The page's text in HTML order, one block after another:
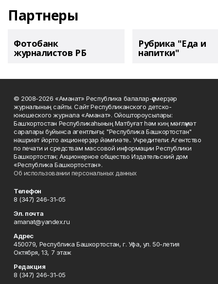
Партнеры
Фотобанк
журналистов РБ
Рубрика "Еда и
напитки"
© 2008-2026 «Аманат» Республика балалар-үҫмерҙәр
журналының сайты. Сайт Республиканского детско-
юношеского журнала «Аманат». Ойоштороусылары:
Башҡортостан Республикаһының Матбуғат һәм киң мәғлүмәт
саралары буйынса агентлығы; "Республика Башкортостан"
нәшриәт йорто акционерҙар йәмғиәте.. Учредители: Агентство
по печати и средствам массовой информации Республики
Башкортостан; Акционерное общество Издательский дом
«Республика Башкортостан».
Об использовании персональных данных
Телефон
8 (347) 246-31-05
Эл. почта
amanat@yandex.ru
Адрес
450079, Республика Башкортостан, г. Уфа, ул. 50-летия
Октября, 13, 7 этаж
Редакция
8 (347) 246-31-05